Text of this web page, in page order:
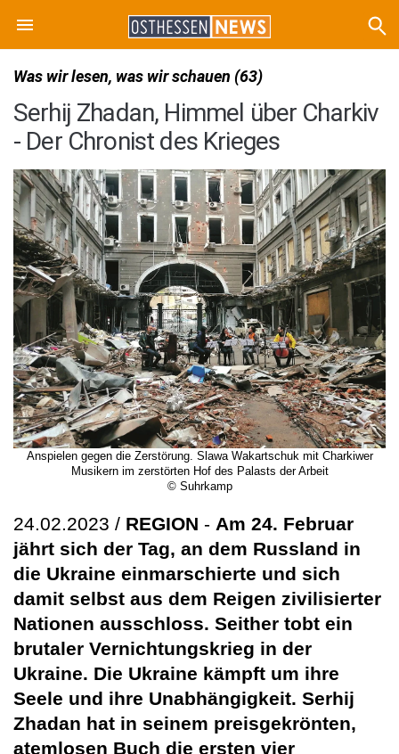
Was wir lesen, was wir schauen (63)
Serhij Zhadan, Himmel über Charkiv
- Der Chronist des Krieges
Anspielen gegen die Zerstörung. Slawa Wakartschuk mit Charkiwer
Musikern im zerstörten Hof des Palasts der Arbeit
© Suhrkamp
24.02.2023 / REGION - Am 24. Februar
jährt sich der Tag, an dem Russland in
die Ukraine einmarschierte und sich
damit selbst aus dem Reigen zivilisierter
Nationen ausschloss. Seither tobt ein
brutaler Vernichtungskrieg in der
Ukraine. Die Ukraine kämpft um ihre
Seele und ihre Unabhängigkeit. Serhij
Zhadan hat in seinem preisgekrönten,
atemlosen Buch die ersten vier